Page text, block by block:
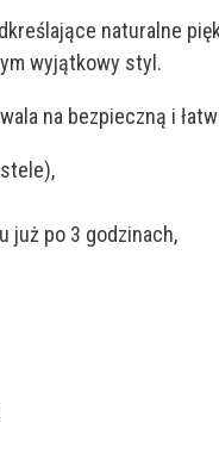
naturalne
wyjątkowy styl.
na bezpieczną i
już po 3 godzinach,